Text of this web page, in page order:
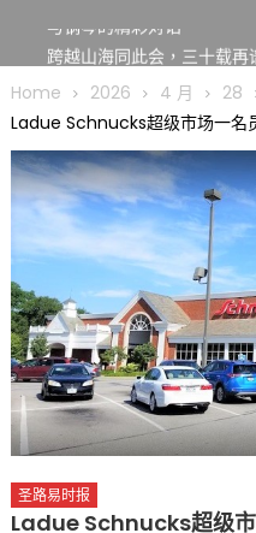
跨越山海同此会，三十载
圣路易龙舟俱乐部5月16日
趣 + 水上竞速魅力
三十二载跨越时空的相逢
执掌密苏里植物园近四十
合作 Peter Raven 博士逝
一晃三十年，初夏又相逢
园“中华日三十周年特别报
筝声与琴韵交汇：刘励(Li
与钢琴的精彩对话
Home 2026 4 月
28
Ladue Schnucks超级市场一名
圣路易时报
Ladue Schnucks超级